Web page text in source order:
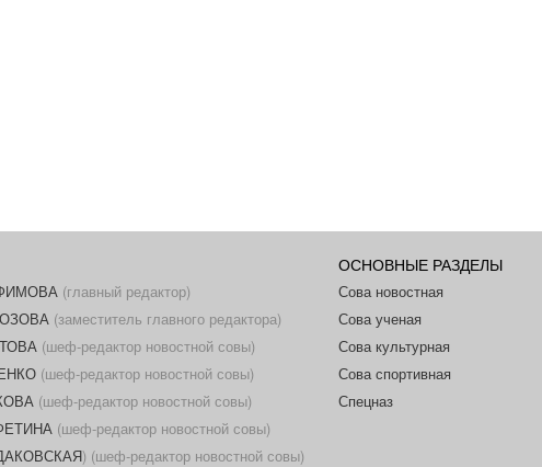
(главный редактор)
(заместитель главного редактора)
(шеф-редактор новостной совы)
(шеф-редактор новостной совы)
(шеф-редактор новостной совы)
(шеф-редактор новостной совы)
) (шеф-редактор новостной совы)
ОСНОВНЫЕ РАЗДЕЛЫ
Сова новостная
Сова ученая
Сова культурная
Сова спортивная
Спецназ